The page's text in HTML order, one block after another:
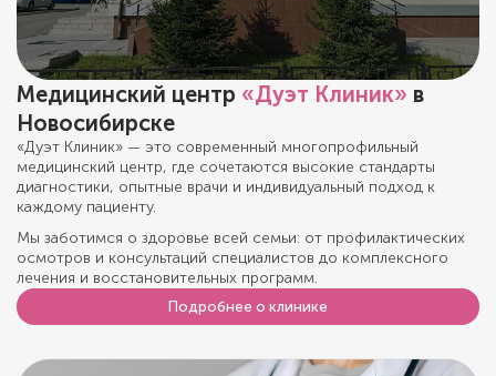
Медицинский центр «Дуэт Клиник» в
Новосибирске
«Дуэт Клиник» — это современный многопрофильный
медицинский центр, где сочетаются высокие стандарты
диагностики, опытные врачи и индивидуальный подход к
каждому пациенту.
Мы заботимся о здоровье всей семьи: от профилактических
осмотров и консультаций специалистов до комплексного
лечения и восстановительных программ.
Подробнее о клинике